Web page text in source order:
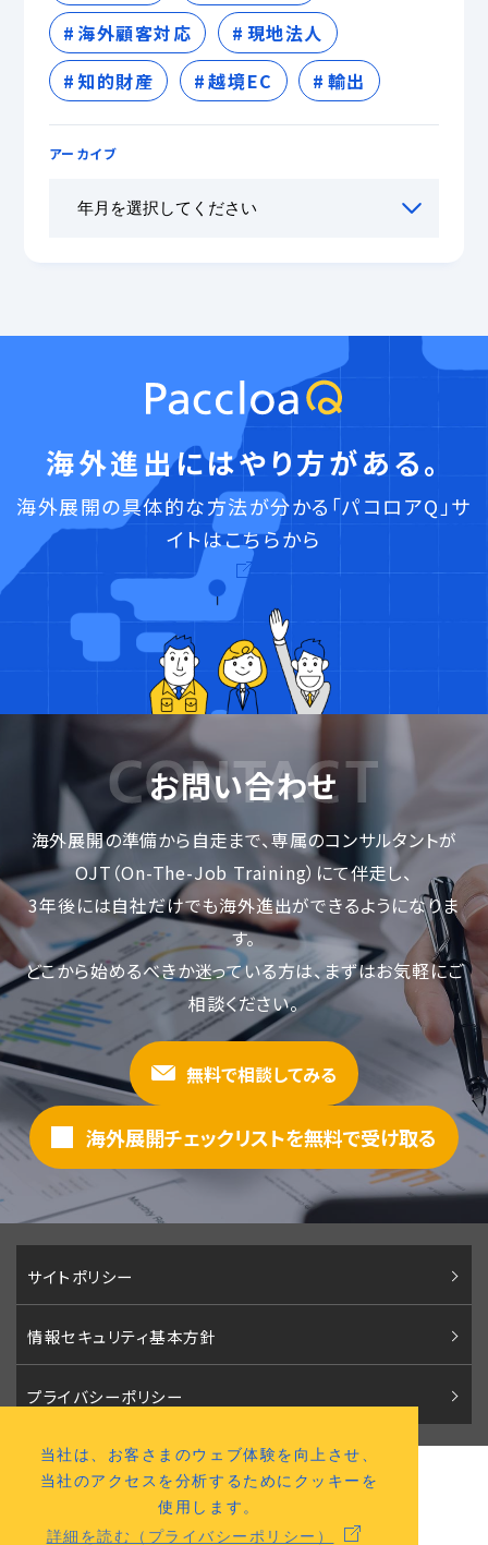
当社は、お客さまのウェブ体験を向上させ、
当社のアクセスを分析するためにクッキーを
使用します。
詳細を読む（プライバシーポリシー）
海外顧客対応
現地法人
知的財産
越境EC 輸出
アーカイブ
海外進出にはやり方がある。
海外展開の具体的な方法が分かる「パコロアQ」サ
イトはこちらから
お問い合わせ
海外展開の準備から自走まで、専属のコンサルタントが
OJT（On-The-Job Training）にて伴走し、
3年後には自社だけでも海外進出ができるようになりま
す。
どこから始めるべきか迷っている方は、まずはお気軽にご
相談ください。
無料で相談してみる
海外展開チェックリストを無料で受け取る
サイトポリシー
情報セキュリティ基本方針
プライバシーポリシー
株式会社パコロア
〒541-0046 大阪市中央区平野町2丁目2番12号
（ アクセスマップ）